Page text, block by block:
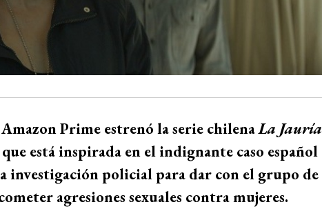
Prime estrenó la serie chilenaLa Jauría
está inspirada en el indignante caso español
investigación policial para dar con el grupo de
agresiones sexuales contra mujeres.